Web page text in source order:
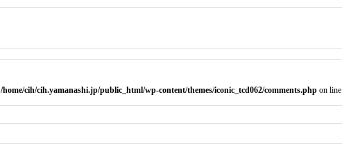
/home/cih/cih.yamanashi.jp/public_html/wp-content/themes/iconic_tcd062/comments.phpon line